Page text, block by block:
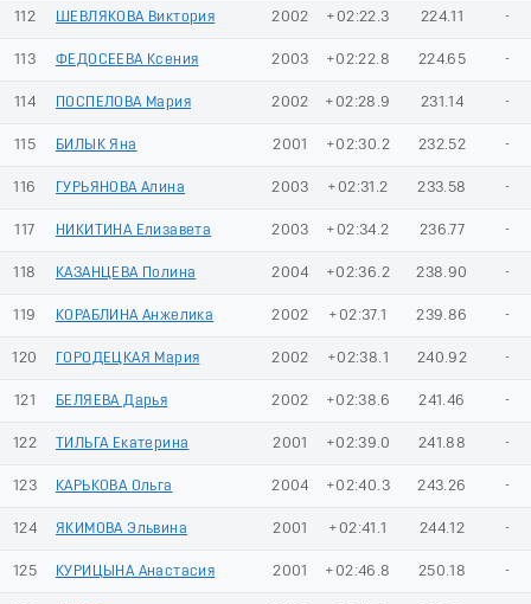
112 ШЕВЛЯКОВА Виктория 2002 +02:22.3 224.11 -
113 ФЕДОСЕЕВА Ксения 2003 +02:22.8 224.65 -
114 ПОСПЕЛОВА Мария 2002 +02:28.9 231.14 -
115 БИЛЫК Яна 2001 +02:30.2 232.52 -
116 ГУРЬЯНОВА Алина 2003 +02:31.2 233.58 -
117 НИКИТИНА Елизавета 2003 +02:34.2 236.77 -
118 КАЗАНЦЕВА Полина 2004 +02:36.2 238.90 -
119 КОРАБЛИНА Анжелика 2002 +02:37.1 239.86 -
120 ГОРОДЕЦКАЯ Мария 2002 +02:38.1 240.92 -
121 БЕЛЯЕВА Дарья 2002 +02:38.6 241.46 -
122 ТИЛЬГА Екатерина 2001 +02:39.0 241.88 -
123 КАРЬКОВА Ольга 2004 +02:40.3 243.26 -
124 ЯКИМОВА Эльвина 2001 +02:41.1 244.12 -
125 КУРИЦЫНА Анастасия 2001 +02:46.8 250.18 -